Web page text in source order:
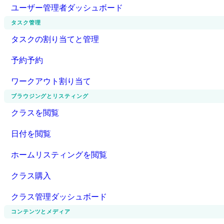
ユーザー管理者ダッシュボード
タスク管理
タスクの割り当てと管理
予約予約
ワークアウト割り当て
ブラウジングとリスティング
クラスを閲覧
日付を閲覧
ホームリスティングを閲覧
クラス購入
クラス管理ダッシュボード
コンテンツとメディア